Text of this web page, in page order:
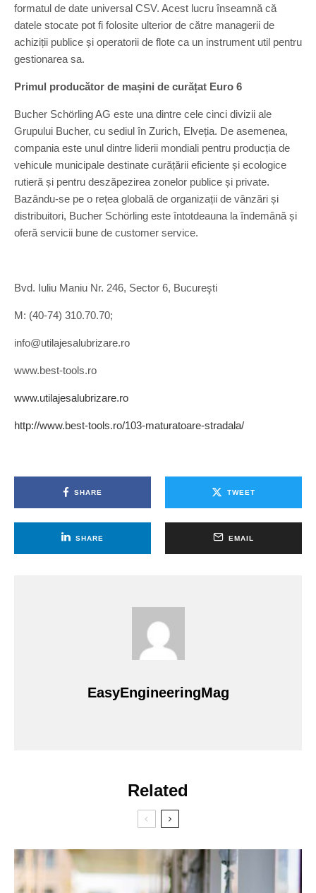
formatul de date universal CSV. Acest lucru înseamnă că
datele stocate pot fi folosite ulterior de către managerii de
achiziții publice și operatorii de flote ca un instrument util pentru
gestionarea sa.
Primul producător de mașini de curățat Euro 6
Bucher Schörling AG este una dintre cele cinci divizii ale
Grupului Bucher, cu sediul în Zurich, Elveția. De asemenea,
compania este unul dintre liderii mondiali pentru producția de
vehicule municipale destinate curățării eficiente și ecologice
rutieră și pentru deszăpezirea zonelor publice și private.
Bazându-se pe o rețea globală de organizații de vânzări și
distribuitori, Bucher Schörling este întotdeauna la îndemână și
oferă servicii bune de customer service.
Bvd. Iuliu Maniu Nr. 246, Sector 6, Bucureşti
M: (40-74) 310.70.70;
info@utilajesalubrizare.ro
www.best-tools.ro
www.utilajesalubrizare.ro
http://www.best-tools.ro/103-maturatoare-stradala/
SHARE TWEET
SHARE EMAIL
EasyEngineeringMag
Related